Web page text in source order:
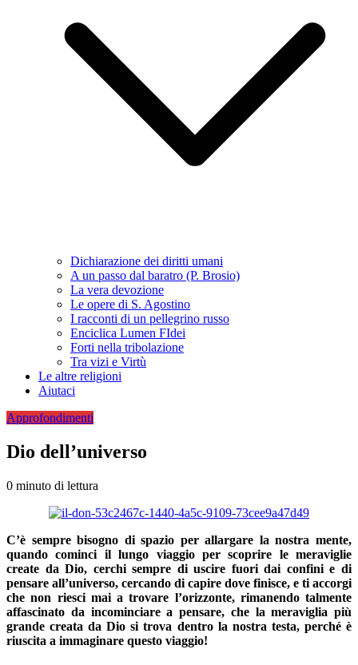
Dichiarazione dei diritti umani
A un passo dal baratro (P. Brosio)
La vera devozione
Le opere di S. Agostino
I racconti di un pellegrino russo
Enciclica Lumen FIdei
Forti nella tribolazione
Tra vizi e Virtù
Le altre religioni
Aiutaci
Approfondimenti
Dio dell’universo
0 minuto di lettura
C’è sempre bisogno di spazio per allargare la nostra mente,
quando cominci il lungo viaggio per scoprire le meraviglie
create da Dio, cerchi sempre di uscire fuori dai confini e di
pensare all’universo, cercando di capire dove finisce, e ti accorgi
che non riesci mai a trovare l’orizzonte, rimanendo talmente
affascinato da incominciare a pensare, che la meraviglia più
grande creata da Dio si trova dentro la nostra testa, perché è
riuscita a immaginare questo viaggio!